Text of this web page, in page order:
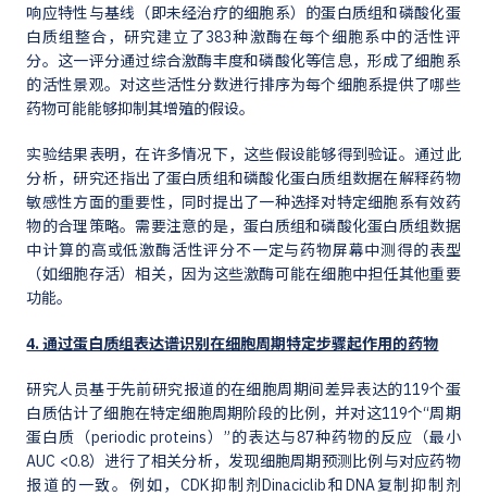
响应特性与基线（即未经治疗的细胞系）的蛋白质组和磷酸化蛋
白质组整合，研究建立了383种激酶在每个细胞系中的活性评
分。这一评分通过综合激酶丰度和磷酸化等信息，形成了细胞系
的活性景观。对这些活性分数进行排序为每个细胞系提供了哪些
药物可能能够抑制其增殖的假设。
实验结果表明，在许多情况下，这些假设能够得到验证。通过此
分析，研究还指出了蛋白质组和磷酸化蛋白质组数据在解释药物
敏感性方面的重要性，同时提出了一种选择对特定细胞系有效药
物的合理策略。需要注意的是，蛋白质组和磷酸化蛋白质组数据
中计算的高或低激酶活性评分不一定与药物屏幕中测得的表型
（如细胞存活）相关，因为这些激酶可能在细胞中担任其他重要
功能。
4. 通过蛋白质组表达谱识别在细胞周期特定步骤起作用的药物
研究人员基于先前研究报道的在细胞周期间差异表达的119个蛋
白质估计了细胞在特定细胞周期阶段的比例，并对这119个“周期
蛋白质（periodic proteins）”的表达与87种药物的反应（最小
AUC <0.8）进行了相关分析，发现细胞周期预测比例与对应药物
报道的一致。例如，CDK抑制剂Dinaciclib和DNA复制抑制剂